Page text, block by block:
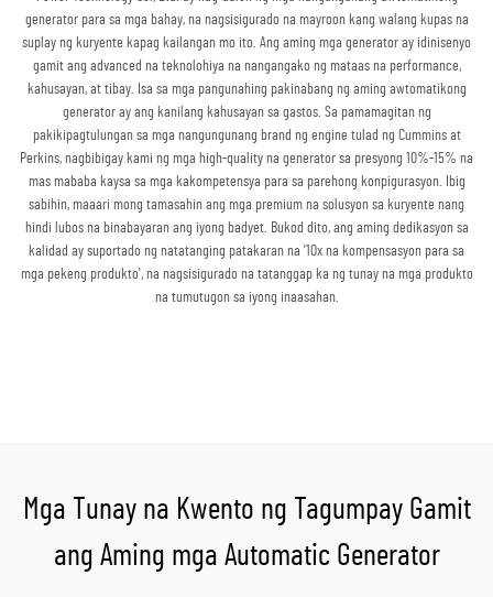
generator para sa mga bahay, na nagsisigurado na mayroon kang walang kupas na
suplay ng kuryente kapag kailangan mo ito. Ang aming mga generator ay idinisenyo
gamit ang advanced na teknolohiya na nangangako ng mataas na performance,
kahusayan, at tibay. Isa sa mga pangunahing pakinabang ng aming awtomatikong
generator ay ang kanilang kahusayan sa gastos. Sa pamamagitan ng
pakikipagtulungan sa mga nangungunang brand ng engine tulad ng Cummins at
Perkins, nagbibigay kami ng mga high-quality na generator sa presyong 10%-15% na
mas mababa kaysa sa mga kakompetensya para sa parehong konpigurasyon. Ibig
sabihin, maaari mong tamasahin ang mga premium na solusyon sa kuryente nang
hindi lubos na binabayaran ang iyong badyet. Bukod dito, ang aming dedikasyon sa
kalidad ay suportado ng natatanging patakaran na '10x na kompensasyon para sa
mga pekeng produkto', na nagsisigurado na tatanggap ka ng tunay na mga produkto
na tumutugon sa iyong inaasahan.
Mga Tunay na Kwento ng Tagumpay Gamit
ang Aming mga Automatic Generator